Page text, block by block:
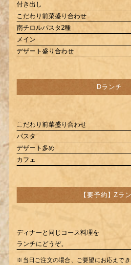
付き出し
こだわり前菜盛り合わせ
南チロルパスタ2種
メイン
デザート盛り合わせ
Dランチ
こだわり前菜盛り合わせ
パスタ
デザート多め
カフェ
【要予約】Zラ
ディナーと同じコース料理を
ランチにどうぞ。
※当日ご注文の場合、ご要望にお応えで